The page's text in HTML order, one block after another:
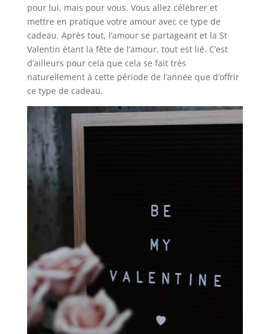
pour lui, mais pour vous. Vous allez célébrer et
mettre en pratique votre amour avec ce type de
cadeau. Après tout, l’amour se partageant et la St
Valentin étant la fête de l’amour, tout est lié. C’est
d’ailleurs pour cela que cela se fait très
naturellement à cette période de l’année que d’offrir
ce type de cadeau.